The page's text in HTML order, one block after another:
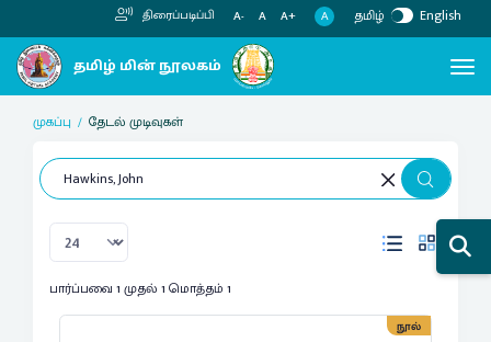
திரைப்படிப்பி A- A A+ A தமிழ் English
முகப்பு தேடல் முடிவுகள்
பார்ப்பவை 1 முதல் 1 மொத்தம் 1
நூல்